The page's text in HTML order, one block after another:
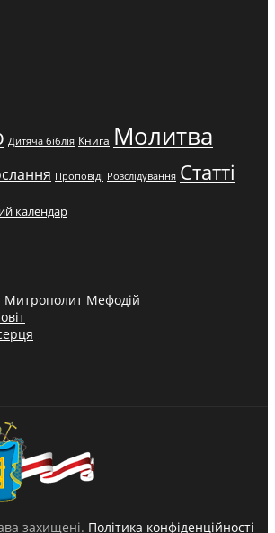
Дитяча біблія Книга Молитва
Проповіді Розслідування Статті
календар
Митрополит Мефодій
захищені. Політика конфіденційності